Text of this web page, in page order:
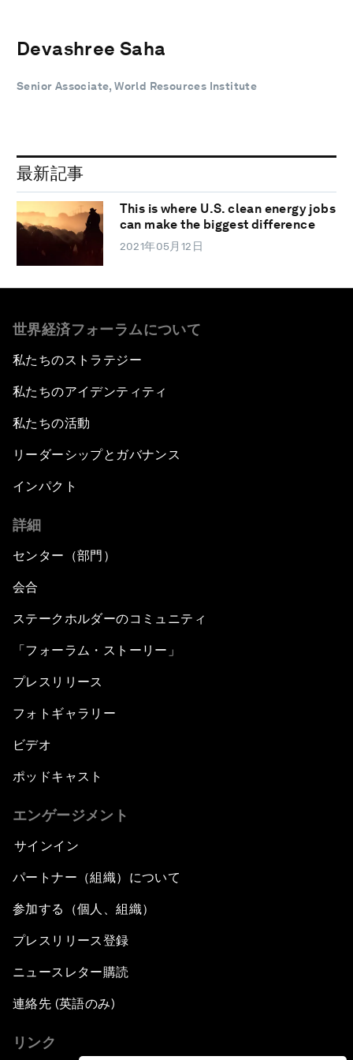
Devashree Saha
Senior Associate, World Resources Institute
最新記事
This is where U.S. clean energy jobs
can make the biggest difference
2021年05月12日
世界経済フォーラムについて
私たちのストラテジー
私たちのアイデンティティ
私たちの活動
リーダーシップとガバナンス
インパクト
詳細
センター（部門）
会合
ステークホルダーのコミュニティ
「フォーラム・ストーリー」
プレスリリース
フォトギャラリー
ビデオ
ポッドキャスト
エンゲージメント
サインイン
パートナー（組織）について
参加する（個人、組織）
プレスリリース登録
ニュースレター購読
連絡先 (英語のみ)
リンク